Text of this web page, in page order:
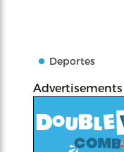
Deportes
Advertisements